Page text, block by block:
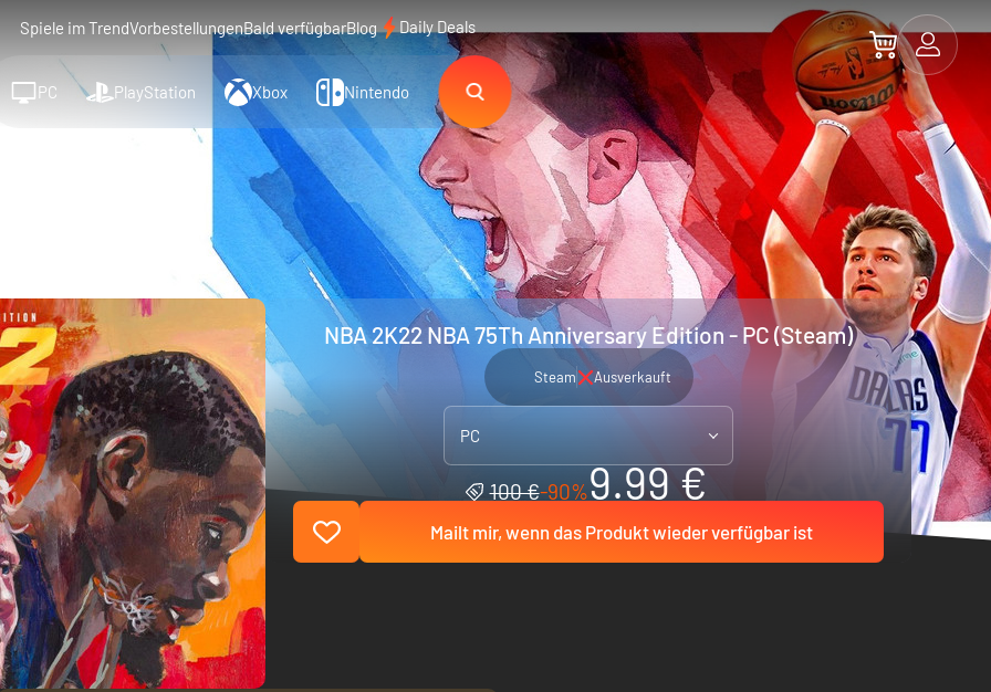
Spiele im TrendVorbestellungenBald verfügbarBlog Daily Deals
PC PlayStation Xbox Nintendo
NBA 2K22 NBA 75Th Anniversary Edition - PC (Steam)
Steam Ausverkauft
PC
100 €-90%9.99 €
Mailt mir, wenn das Produkt wieder verfügbar ist